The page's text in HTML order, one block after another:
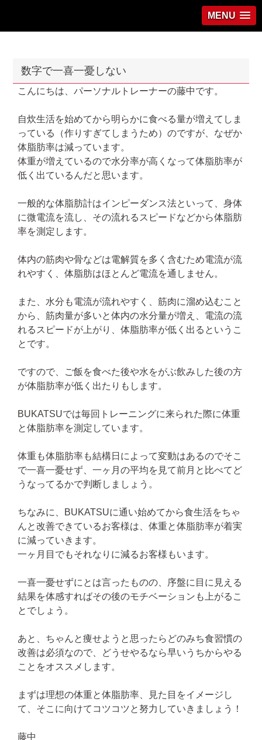
MENU
数字で一喜一憂しない
こんにちは、パーソナルトレーナーの藤中です。
自炊生活を始めてから明らかに食べる量が増えてしま
っている（作りすぎてしまうため）のですが、なぜか
体脂肪率は減っています。
体重が増えているので水分率が高くなって体脂肪率が
低く出ているんだと思います。
一般的な体脂肪計はインピーダンス法といって、身体
に微電流を流し、その流れるスピードなどから体脂肪
率を測定します。
体内の筋肉や骨などは電解質を多く含むため電流が流
れやすく、体脂肪はほとんど電流を通しません。
また、水分も電流が流れやすく、筋肉に溜め込むこと
から、筋肉量が多いと体内の水分量が増え、電流の流
れるスピードが上がり、体脂肪率が低く出るというこ
とです。
ですので、ご飯を食べた後や水をがぶ飲みした後の方
が体脂肪率が低く出たりもします。
BUKATSUでは毎回トレーニングに来られた際に体重
と体脂肪率を測定しています。
体重も体脂肪率も結構日によって変動はあるのでそこ
で一喜一憂せず、一ヶ月の平均を見て前月と比べてど
うなってるかで判断しましょう。
ちなみに、BUKATSUに通い始めてから食生活をちゃ
んと改善できているお客様は、体重と体脂肪率が着実
に減っていきます。
一ヶ月目でもそれなりに減るお客様もいます。
一喜一憂せずにとは言ったものの、序盤に目に見える
結果を体感すればその後のモチベーションも上がるこ
とでしょう。
あと、ちゃんと痩せようと思ったらどのみち食習慣の
改善は必須なので、どうせやるなら早いうちからやる
ことをオススメします。
まずは理想の体重と体脂肪率、見た目をイメージし
て、そこに向けてコツコツと努力していきましょう！
藤中